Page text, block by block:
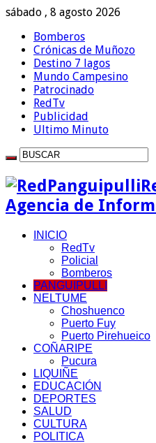
sábado , 8 agosto 2026
Bomberos
Crónicas de Muñozo
Destino 7 lagos
Mundo Campesino
Patrocinado
RedTv
Publicidad
Ultimo Minuto
Agencia de
INICIO
RedTv
Policial
Bomberos
PANGUIPULLI
NELTUME
Choshuenco
Puerto Fuy
Puerto Pirehueico
COÑARIPE
Pucura
LIQUIÑE
EDUCACIÓN
DEPORTES
SALUD
CULTURA
POLITICA